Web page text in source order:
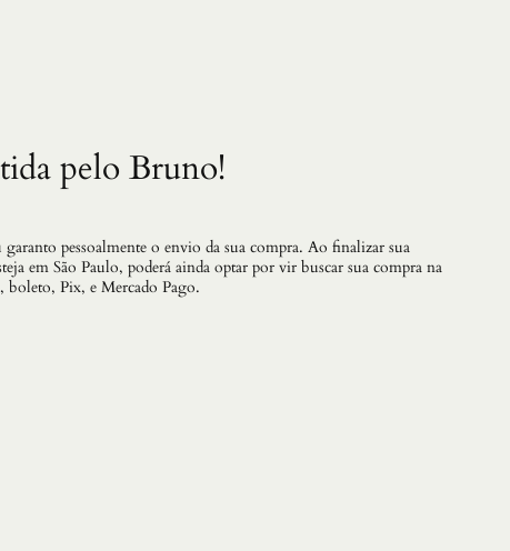
pelo Bruno!
pessoalmente o envio da sua compra. Ao finalizar sua
em São Paulo, poderá ainda optar por vir buscar sua compra na
boleto, Pix, e Mercado Pago.